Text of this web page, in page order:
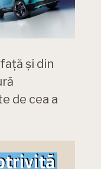
și din
de cea a